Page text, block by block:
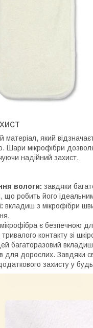
матеріал, який
Шари мікрофібри
надійний захист.
вологи: завдяки
що робить його
вкладиш з мікрофібри
мікрофібра є безпечною
контакту зі
багаторазовий
для дорослих. Завдяки
захисту у